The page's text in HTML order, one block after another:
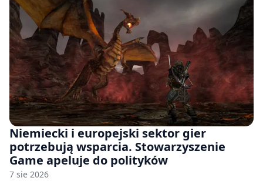
Niemiecki i europejski sektor gier
potrzebują wsparcia. Stowarzyszenie
Game apeluje do polityków
7 sie 2026